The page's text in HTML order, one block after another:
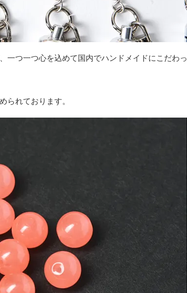
一つ一つ心を込めて国内でハンドメイドにこだわっ
られております。